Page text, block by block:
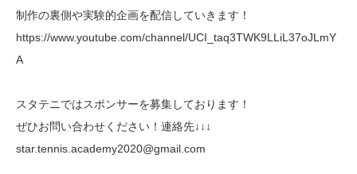
制作の裏側や実験的企画を配信していきます！
https://www.youtube.com/channel/UCI_taq3TWK9LLiL37oJLmY
A
スタテニではスポンサーを募集しております！
ぜひお問い合わせください！連絡先↓↓↓
star.tennis.academy2020@gmail.com